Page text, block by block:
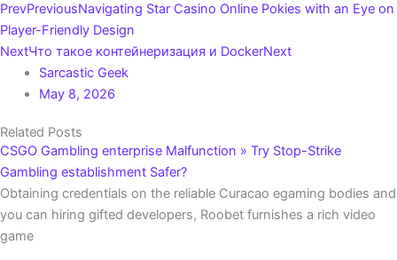
PrevPreviousNavigating Star Casino Online Pokies with an Eye on
Player-Friendly Design
NextЧто такое контейнеризация и DockerNext
Sarcastic Geek
May 8, 2026
Related Posts
CSGO Gambling enterprise Malfunction » Try Stop-Strike
Gambling establishment Safer?
Obtaining credentials on the reliable Curacao egaming bodies and
you can hiring gifted developers, Roobet furnishes a rich video
game